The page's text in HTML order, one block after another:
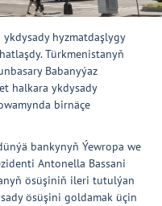
hyzmatdaşlygy
Türkmenistanyň
Babanyýaz
halkara ykdysady
birnäçe
bankynyň Ýewropa we
Antonella Bassani
ösüşiniň ileri tutulýan
ösüşini goldamak üçin